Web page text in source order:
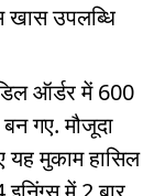
खास उपलब्धि
ऑर्डर में 600
गए. मौजूदा
यह मुकाम हासिल